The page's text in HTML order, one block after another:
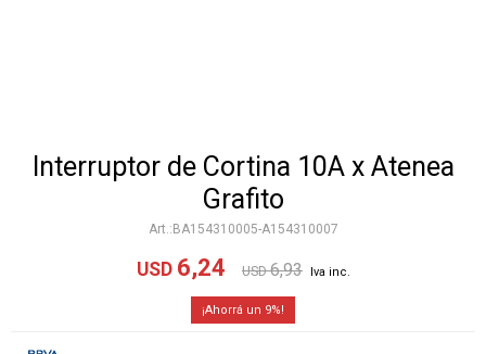
Interruptor de Cortina 10A x Atenea
Grafito
BA154310005-A154310007
USD 6,24 USD 6,93
9